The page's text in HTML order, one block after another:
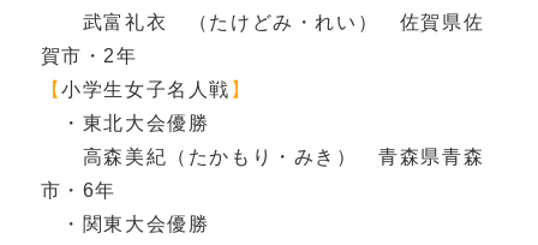
武富礼衣 （たけどみ・れい） 佐賀県佐
賀市・2年
【小学生女子名人戦 】
・東北大会優勝
高森美紀（たかもり・みき） 青森県青森
市・6年
・関東大会優勝